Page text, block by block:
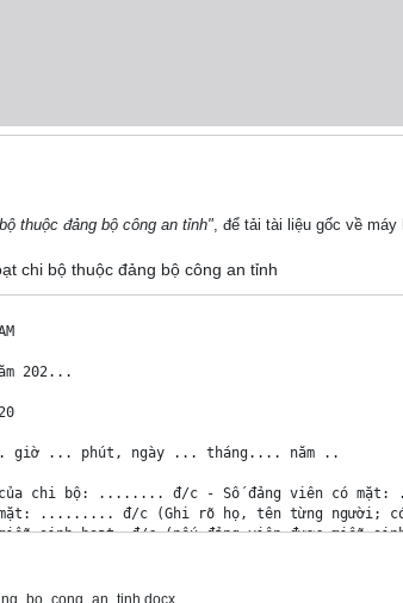
thuộc đảng bộ công an tỉnh", để tải tài liệu gốc về
chi bộ thuộc đảng bộ công an tỉnh
202...
.. giờ ... phút, ngày ... tháng.... năm ..
của chi bộ: ........ đ/c - Số đảng viên có mặt:
mặt: ......... đ/c (Ghi rõ họ, tên từng người;
sinh hoạt: đ/c (nếu đảng viên được miễn
viên là đ/c, chiếm..% đủ điều kiện tiến hành